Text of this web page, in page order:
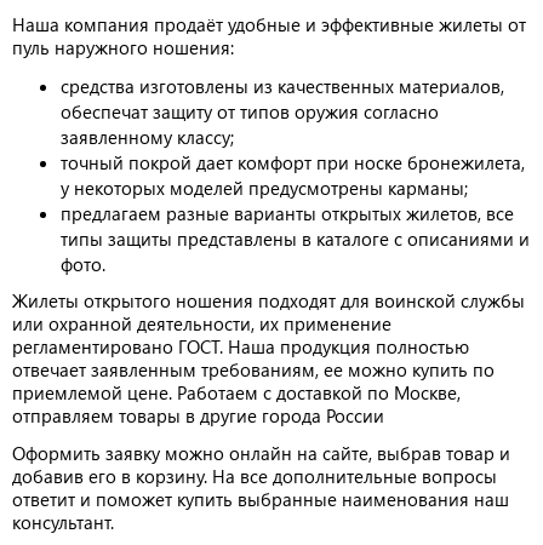
Наша компания продаёт удобные и эффективные жилеты от
пуль наружного ношения:
средства изготовлены из качественных материалов,
обеспечат защиту от типов оружия согласно
заявленному классу;
точный покрой дает комфорт при носке бронежилета,
у некоторых моделей предусмотрены карманы;
предлагаем разные варианты открытых жилетов, все
типы защиты представлены в каталоге с описаниями и
фото.
Жилеты открытого ношения подходят для воинской службы
или охранной деятельности, их применение
регламентировано ГОСТ. Наша продукция полностью
отвечает заявленным требованиям, ее можно купить по
приемлемой цене. Работаем с доставкой по Москве,
отправляем товары в другие города России
Оформить заявку можно онлайн на сайте, выбрав товар и
добавив его в корзину. На все дополнительные вопросы
ответит и поможет купить выбранные наименования наш
консультант.